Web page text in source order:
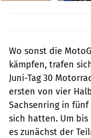
Wo sonst die
kämpfen, trafen
Juni-Tag 30
ersten von vier
Sachsenring in
sich hatten. Um
es zunächst der